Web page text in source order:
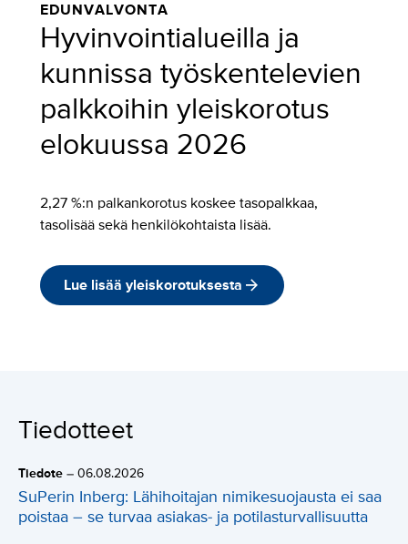
EDUNVALVONTA
Hyvinvointialueilla ja
kunnissa työskentelevien
palkkoihin yleiskorotus
elokuussa 2026
2,27 %:n palkankorotus koskee tasopalkkaa,
tasolisää sekä henkilökohtaista lisää.
Lue lisää yleiskorotuksesta
Tiedotteet
Tiedote – 06.08.2026
SuPerin Inberg: Lähihoitajan nimikesuojausta ei saa
poistaa – se turvaa asiakas- ja potilasturvallisuutta